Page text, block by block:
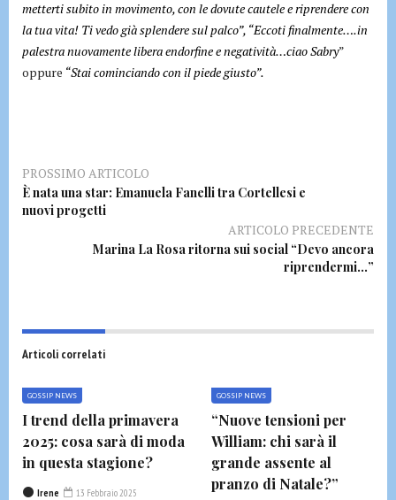
metterti subito in movimento, con le dovute cautele e riprendere con
la tua vita! Ti vedo già splendere sul palco”, “Eccoti finalmente….in
palestra nuovamente libera endorfine e negatività…ciao Sabry”
oppure “Stai cominciando con il piede giusto”.
PROSSIMO ARTICOLO
È nata una star: Emanuela Fanelli tra Cortellesi e
nuovi progetti
ARTICOLO PRECEDENTE
Marina La Rosa ritorna sui social “Devo ancora
riprendermi…”
Articoli correlati
GOSSIP NEWS
I trend della primavera
2025: cosa sarà di moda
in questa stagione?
Irene 13 Febbraio 2025
GOSSIP NEWS
“Nuove tensioni per
William: chi sarà il
grande assente al
pranzo di Natale?”